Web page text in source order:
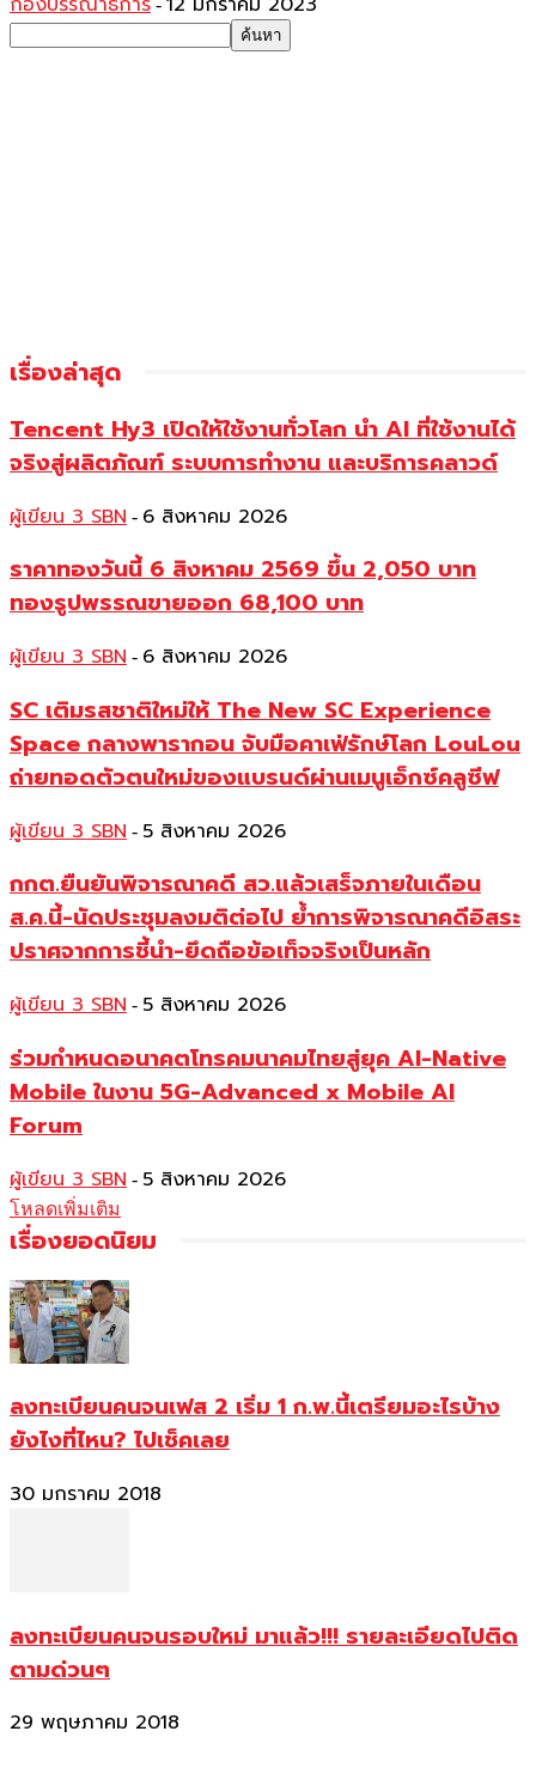
-
เรื่องล่าสุด
Tencent Hy3 เปิดให้ใช้งานทั่วโลก นำ AI ที่ใช้งานได้
จริงสู่ผลิตภัณฑ์ ระบบการทำงาน และบริการคลาวด์
ผู้เขียน 3 SBN - 6 สิงหาคม 2026
ราคาทองวันนี้ 6 สิงหาคม 2569 ขึ้น 2,050 บาท
ทองรูปพรรณขายออก 68,100 บาท
ผู้เขียน 3 SBN - 6 สิงหาคม 2026
SC เติมรสชาติใหม่ให้ The New SC Experience
Space กลางพารากอน จับมือคาเฟ่รักษ์โลก LouLou
ถ่ายทอดตัวตนใหม่ของแบรนด์ผ่านเมนูเอ็กซ์คลูซีฟ
ผู้เขียน 3 SBN - 5 สิงหาคม 2026
กกต.ยืนยันพิจารณาคดี สว.แล้วเสร็จภายในเดือน
ส.ค.นี้-นัดประชุมลงมติต่อไป ย้ำการพิจารณาคดีอิสระ
ปราศจากการชี้นำ-ยึดถือข้อเท็จจริงเป็นหลัก
ผู้เขียน 3 SBN - 5 สิงหาคม 2026
ร่วมกำหนดอนาคตโทรคมนาคมไทยสู่ยุค AI-Native
Mobile ในงาน 5G-Advanced x Mobile AI
Forum
ผู้เขียน 3 SBN - 5 สิงหาคม 2026
โหลดเพิ่มเติม
เรื่องยอดนิยม
ลงทะเบียนคนจนเฟส 2 เริ่ม 1 ก.พ.นี้เตรียมอะไรบ้าง
ยังไงที่ไหน? ไปเช็คเลย
30 มกราคม 2018
ลงทะเบียนคนจนรอบใหม่ มาแล้ว!!! รายละเอียดไปติด
ตามด่วนๆ
29 พฤษภาคม 2018